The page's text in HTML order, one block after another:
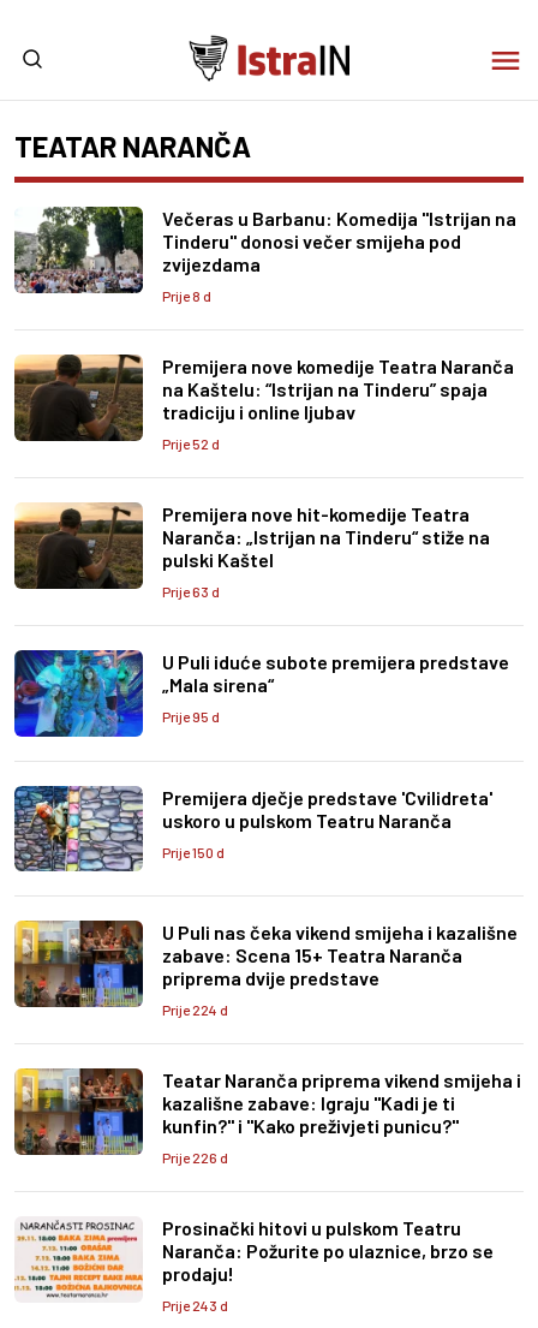
TEATAR NARANČA
Večeras u Barbanu: Komedija "Istrijan na
Tinderu" donosi večer smijeha pod
zvijezdama
Prije 8 d
Premijera nove komedije Teatra Naranča
na Kaštelu: “Istrijan na Tinderu” spaja
tradiciju i online ljubav
Prije 52 d
Premijera nove hit-komedije Teatra
Naranča: „Istrijan na Tinderu“ stiže na
pulski Kaštel
Prije 63 d
U Puli iduće subote premijera predstave
„Mala sirena“
Prije 95 d
Premijera dječje predstave 'Cvilidreta'
uskoro u pulskom Teatru Naranča
Prije 150 d
U Puli nas čeka vikend smijeha i kazališne
zabave: Scena 15+ Teatra Naranča
priprema dvije predstave
Prije 224 d
Teatar Naranča priprema vikend smijeha i
kazališne zabave: Igraju "Kadi je ti
kunfin?" i "Kako preživjeti punicu?"
Prije 226 d
Prosinački hitovi u pulskom Teatru
Naranča: Požurite po ulaznice, brzo se
prodaju!
Prije 243 d